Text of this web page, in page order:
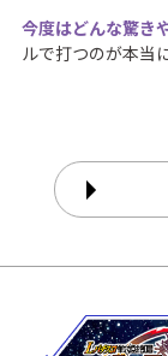
今度はどんな驚き
ルで打つのが本当